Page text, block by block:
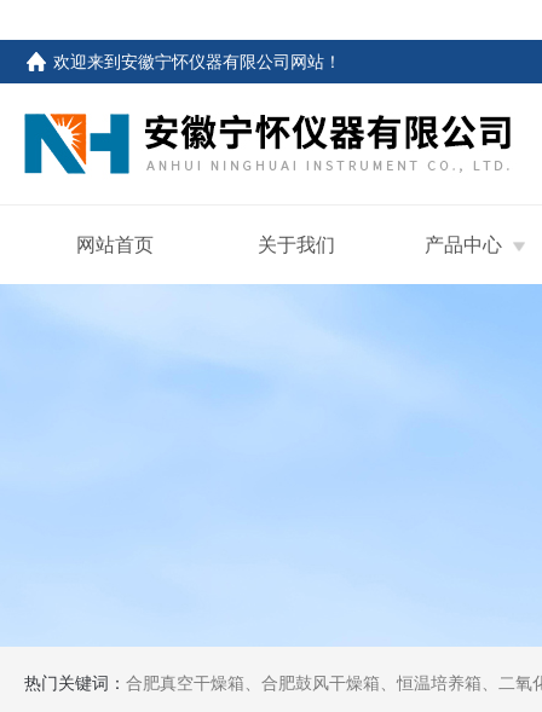
欢迎来到安徽宁怀仪器有限公司网站 ！
网站首页 关于我们 产品中心
热门关键词： 合肥真空干燥箱、合肥鼓风干燥箱、恒温培养箱、二氧化碳培养箱、恒温